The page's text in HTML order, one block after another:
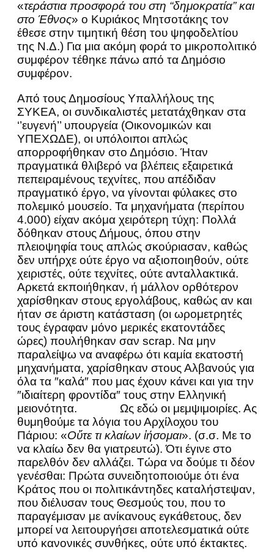
«τεράστια προσφορά του στη “δημοκρατία” και
στο Έθνος» ο Κυριάκος Μητσοτάκης τον
έθεσε στην τιμητική θέση του ψηφοδελτίου
της Ν.Δ.) Για μια ακόμη φορά το μικροπολιτικό
συμφέρον τέθηκε πάνω από τα Δημόσιο
συμφέρον.
Από τους Δημοσίους Υπαλλήλους της
ΣΥΚΕΑ, οι συνδικαλιστές μετατάχθηκαν στα
‘’ευγενή’’ υπουργεία (Οικονομικών και
ΥΠΕΧΩΔΕ), οι υπόλοιποι απλώς
απορροφήθηκαν στο Δημόσιο. Ήταν
πραγματικά θλιβερό να βλέπεις εξαιρετικά
πεπειραμένους τεχνίτες, που απέδιδαν
πραγματικό έργο, να γίνονται φύλακες στο
πολεμικό μουσείο. Τα μηχανήματα (περίπου
4.000) είχαν ακόμα χειρότερη τύχη: Πολλά
δόθηκαν στους Δήμους, όπου στην
πλειοψηφία τους απλώς σκούριασαν, καθώς
δεν υπήρχε ούτε έργο να αξιοποιηθούν, ούτε
χειριστές, ούτε τεχνίτες, ούτε ανταλλακτικά.
Αρκετά εκποιήθηκαν, ή μάλλον ορθότερον
χαρίσθηκαν στους εργολάβους, καθώς αν και
ήταν σε άριστη κατάσταση (οι ωρομετρητές
τους έγραφαν μόνο μερικές εκατοντάδες
ώρες) πουλήθηκαν σαν scrap. Να μην
παραλείψω να αναφέρω ότι καμία εκατοστή
μηχανήματα, χαρίσθηκαν στους Αλβανούς για
όλα τα ″καλά″ που μας έχουν κάνει και για την
″ιδιαίτερη φροντίδα″ τους στην Ελληνική
μειονότητα. Ως εδώ οι μεμψιμοιρίες. Ας
θυμηθούμε τα λόγια του Αρχίλοχου του
Πάριου: «Οὔτε τι κλαίων ἰήσομαι». (σ.σ. Με το
να κλαίω δεν θα γιατρευτώ). Ότι έγινε στο
παρελθόν δεν αλλάζει. Τώρα να δούμε τι δέον
γενέσθαι: Πρώτα συνειδητοποιούμε ότι ένα
Κράτος που οι πολιτικάντηδες καταλήστεψαν,
που διέλυσαν τους Θεσμούς του, που το
παραγέμισαν με ανίκανους εγκάθετους, δεν
μπορεί να λειτουργήσει αποτελεσματικά ούτε
υπό κανονικές συνθήκες, ούτε υπό έκτακτες.